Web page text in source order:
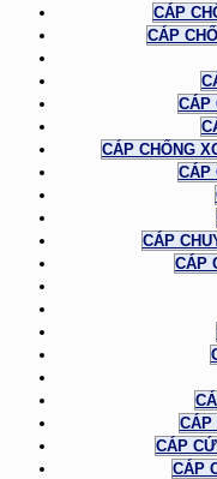
CÁP
CÁP
CÁP
CÁP CHỐNG
CÁP
CÁP
CÁP
CÁP
CÁP
CÁP